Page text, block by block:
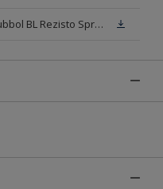
Veiligheidsinformatieblad Rubbol BL Rezisto Spray N00 (SDS)